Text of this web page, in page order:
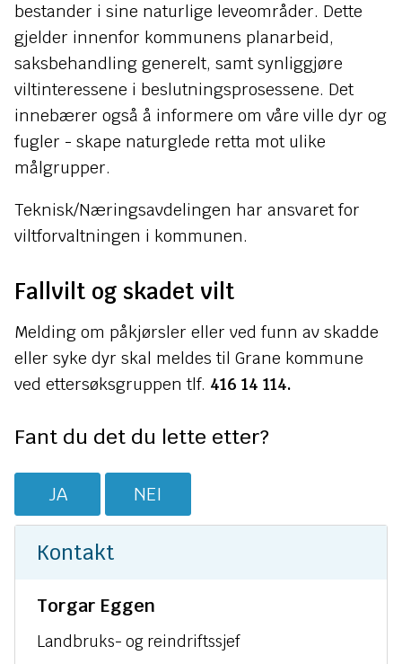
bestander i sine naturlige leveområder. Dette
gjelder innenfor kommunens planarbeid,
saksbehandling generelt, samt synliggjøre
viltinteressene i beslutningsprosessene. Det
innebærer også å informere om våre ville dyr og
fugler - skape naturglede retta mot ulike
målgrupper.
Teknisk/Næringsavdelingen har ansvaret for
viltforvaltningen i kommunen.
Fallvilt og skadet vilt
Melding om påkjørsler eller ved funn av skadde
eller syke dyr skal meldes til Grane kommune
ved ettersøksgruppen tlf. 416 14 114.
Fant du det du lette etter?
JA NEI
Kontakt
Torgar Eggen
Landbruks- og reindriftssjef